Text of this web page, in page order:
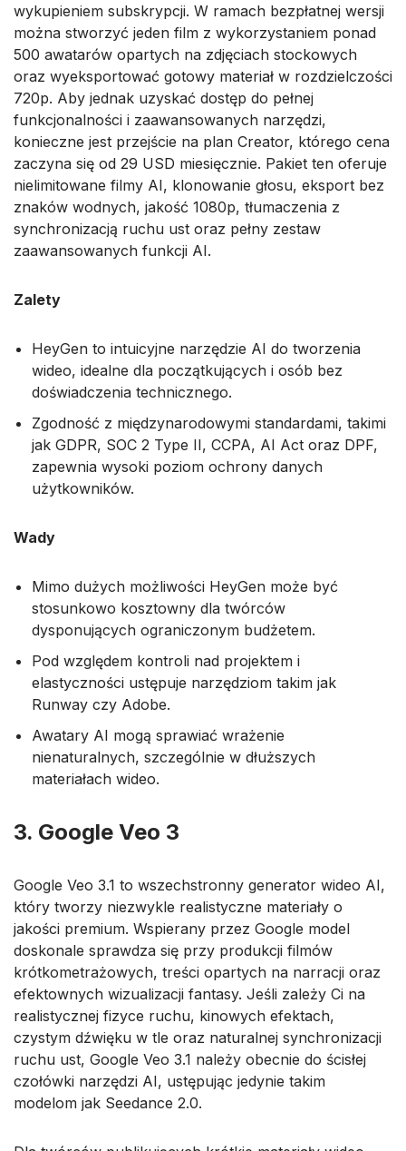
wykupieniem subskrypcji. W ramach bezpłatnej wersji
można stworzyć jeden film z wykorzystaniem ponad
500 awatarów opartych na zdjęciach stockowych
oraz wyeksportować gotowy materiał w rozdzielczości
720p. Aby jednak uzyskać dostęp do pełnej
funkcjonalności i zaawansowanych narzędzi,
konieczne jest przejście na plan Creator, którego cena
zaczyna się od 29 USD miesięcznie. Pakiet ten oferuje
nielimitowane filmy AI, klonowanie głosu, eksport bez
znaków wodnych, jakość 1080p, tłumaczenia z
synchronizacją ruchu ust oraz pełny zestaw
zaawansowanych funkcji AI.
Zalety
HeyGen to intuicyjne narzędzie AI do tworzenia
wideo, idealne dla początkujących i osób bez
doświadczenia technicznego.
Zgodność z międzynarodowymi standardami, takimi
jak GDPR, SOC 2 Type II, CCPA, AI Act oraz DPF,
zapewnia wysoki poziom ochrony danych
użytkowników.
Wady
Mimo dużych możliwości HeyGen może być
stosunkowo kosztowny dla twórców
dysponujących ograniczonym budżetem.
Pod względem kontroli nad projektem i
elastyczności ustępuje narzędziom takim jak
Runway czy Adobe.
Awatary AI mogą sprawiać wrażenie
nienaturalnych, szczególnie w dłuższych
materiałach wideo.
3. Google Veo 3
Google Veo 3.1 to wszechstronny generator wideo AI,
który tworzy niezwykle realistyczne materiały o
jakości premium. Wspierany przez Google model
doskonale sprawdza się przy produkcji filmów
krótkometrażowych, treści opartych na narracji oraz
efektownych wizualizacji fantasy. Jeśli zależy Ci na
realistycznej fizyce ruchu, kinowych efektach,
czystym dźwięku w tle oraz naturalnej synchronizacji
ruchu ust, Google Veo 3.1 należy obecnie do ścisłej
czołówki narzędzi AI, ustępując jedynie takim
modelom jak Seedance 2.0.